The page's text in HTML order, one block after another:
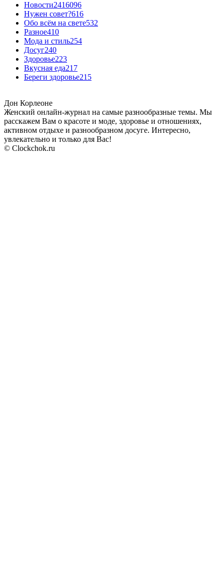
Новости2416096
Нужен совет?616
Обо всём на свете532
Разное410
Мода и стиль254
Досуг240
Здоровье223
Вкусная еда217
Береги здоровье215
Дон Корлеоне
Женский онлайн-журнал на самые разнообразные темы. Мы
расскажем Вам о красоте и моде, здоровье и отношениях,
активном отдыхе и разнообразном досуге. Интересно,
увлекательно и только для Вас!
© Clockchok.ru